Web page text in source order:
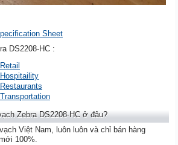
Sheet
DS2208-HC :
Zebra DS2208-HC ở đâu?
Việt Nam, luôn luôn và chỉ bán hàng
100%.